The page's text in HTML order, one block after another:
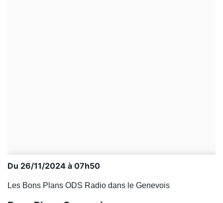
Du 26/11/2024 à 07h50
Les Bons Plans ODS Radio dans le Genevois